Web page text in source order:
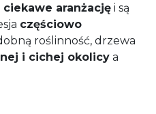
aranżację i są
częściowo
roślinność, drzewa
i cichej okolicy a